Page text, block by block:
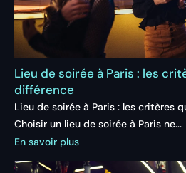
Lieu de soirée à Paris : les
différence
Lieu de soirée à Paris : les critères
Choisir un lieu de soirée à Paris ne...
En savoir plus